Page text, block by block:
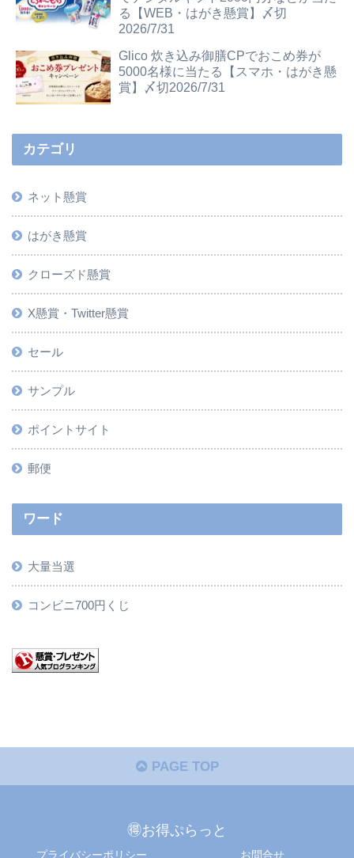
る【WEB・はがき懸賞】〆切
2026/7/31
Glico 炊き込み御膳CPでおこめ券が
5000名様に当たる【スマホ・はがき懸
賞】〆切2026/7/31
カテゴリ
ネット懸賞
はがき懸賞
クローズド懸賞
X懸賞・Twitter懸賞
セール
サンプル
ポイントサイト
郵便
ワード
大量当選
コンビニ700円くじ
PAGE TOP
🉐お得ぷらっと
プライバシーポリシー お問合せ